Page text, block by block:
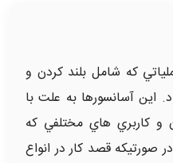
که شامل بلند کردن و
اين آسانسورها به علت با
و کاربري هاي مختلفي که
صورتيکه قصد کار در انواع